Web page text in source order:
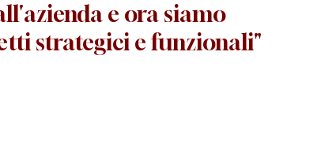
e ora siamo
strategici e funzionali"